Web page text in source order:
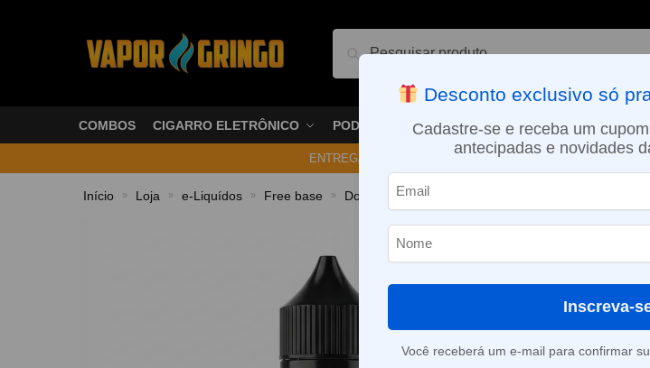
Pesquisar
COMBOS CIGARRO ELETRÔNICO PODS VAPORIZADOR DE ERVAS E-
ENTREGA NO MESMO DIA EM SÃO PAULO (SEG A SEX):
Início » Loja » e-Liquídos » Free base » Doces e sobremesas
Desconto exclusivo só
Cadastre-se e receba um
antecipadas e novidades
Inscreva-
Você receberá um e-mail para confirmar